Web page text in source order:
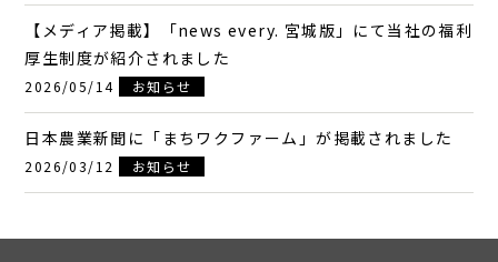
【メディア掲載】「news every. 宮城版」にて当社の福利
厚生制度が紹介されました
2026/05/14 お知らせ
日本農業新聞に「まちワクファーム」が掲載されました
2026/03/12 お知らせ